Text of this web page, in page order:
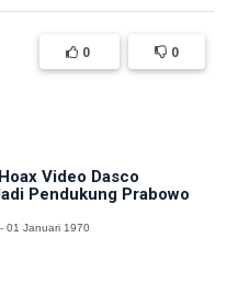
0 0
Video Dasco
Pendukung Prabowo
01 Januari 1970